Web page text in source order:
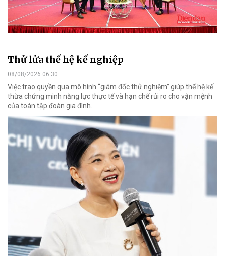
Thử lửa thế hệ kế nghiệp
08/08/2026 06:30
Việc trao quyền qua mô hình “giám đốc thử nghiệm” giúp thế hệ kế
thừa chứng minh năng lực thực tế và hạn chế rủi ro cho vận mệnh
của toàn tập đoàn gia đình.